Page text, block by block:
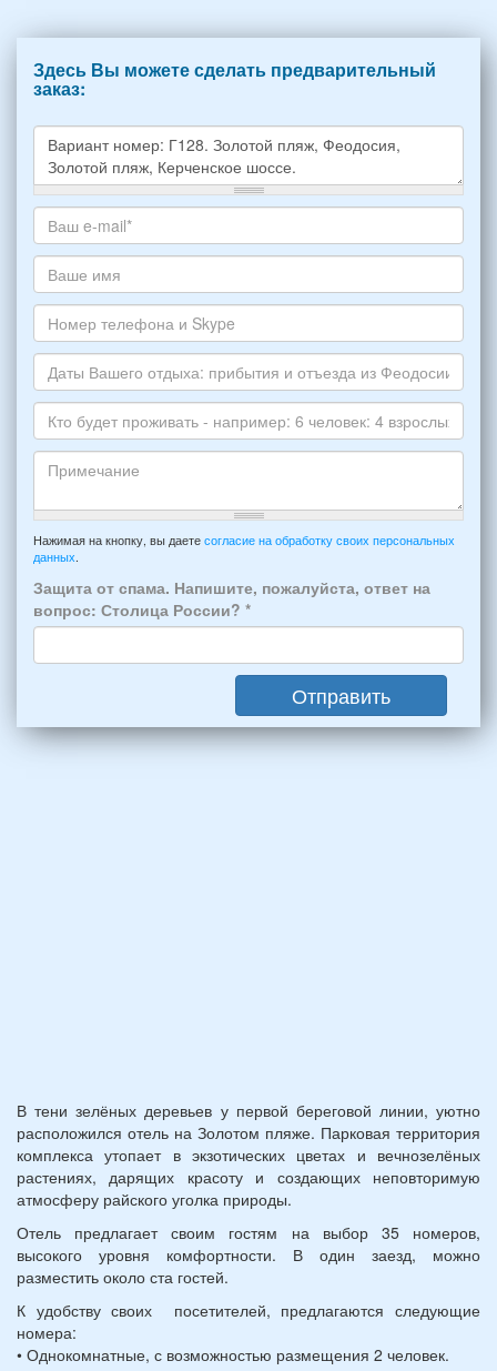
Здесь Вы можете сделать предварительный
заказ:
Какое
жилье
хотите
снять,
укажите
пожалуйста
НОМЕР
варианта:
*
Ваш
адрес
электронной
почты
*
Ваше
имя
Номер
телефона
и
Skype
Даты
Вашего
отдыха:
прибытия
отъезда
из
Феодосии:
*
Кто
будет
-
например:
6
человек:
4
взрослых
и
Примечание
Нажимая на кнопку, вы даете согласие на обработку своих персональных
данных
Защита от спама. Напишите, пожалуйста, ответ на
вопрос: Столица России? *
Отправить
В тени зелёных деревьев у первой береговой линии, уютно
расположился отель на Золотом пляже. Парковая территория
комплекса утопает в экзотических цветах и вечнозелёных
растениях, дарящих красоту и создающих неповторимую
атмосферу райского уголка природы.
Отель предлагает своим гостям на выбор 35 номеров,
высокого уровня комфортности. В один заезд, можно
разместить около ста гостей.
К удобству своих посетителей, предлагаются следующие
номера:
• Однокомнатные, с возможностью размещения 2 человек.